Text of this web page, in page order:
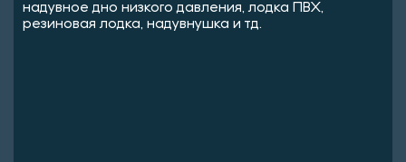
надувное дно низкого давления, лодка ПВХ,
резиновая лодка, надувнушка и тд.